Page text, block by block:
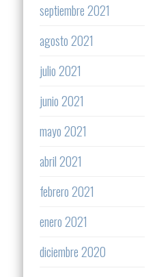
septiembre 2021
agosto 2021
julio 2021
junio 2021
mayo 2021
abril 2021
febrero 2021
enero 2021
diciembre 2020